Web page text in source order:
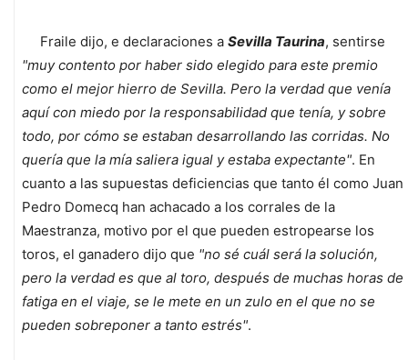
Fraile dijo, e declaraciones a Sevilla Taurina, sentirse
"muy contento por haber sido elegido para este premio
como el mejor hierro de Sevilla. Pero la verdad que venía
aquí con miedo por la responsabilidad que tenía, y sobre
todo, por cómo se estaban desarrollando las corridas. No
quería que la mía saliera igual y estaba expectante". En
cuanto a las supuestas deficiencias que tanto él como Juan
Pedro Domecq han achacado a los corrales de la
Maestranza, motivo por el que pueden estropearse los
toros, el ganadero dijo que "no sé cuál será la solución,
pero la verdad es que al toro, después de muchas horas de
fatiga en el viaje, se le mete en un zulo en el que no se
pueden sobreponer a tanto estrés".